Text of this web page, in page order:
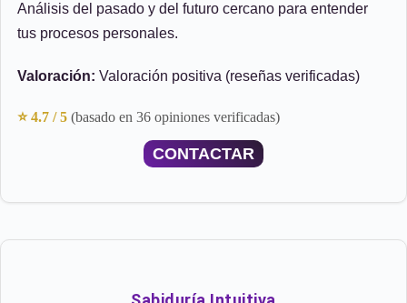
Análisis del pasado y del futuro cercano para entender
tus procesos personales.
Valoración: Valoración positiva (reseñas verificadas)
⭐ 4.7 / 5 (basado en 36 opiniones verificadas)
CONTACTAR